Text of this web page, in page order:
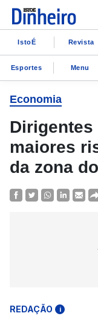
IstoÉ Revista
Esportes Menu
Economia
Dirigentes
maiores
da zona
REDAÇÃO i